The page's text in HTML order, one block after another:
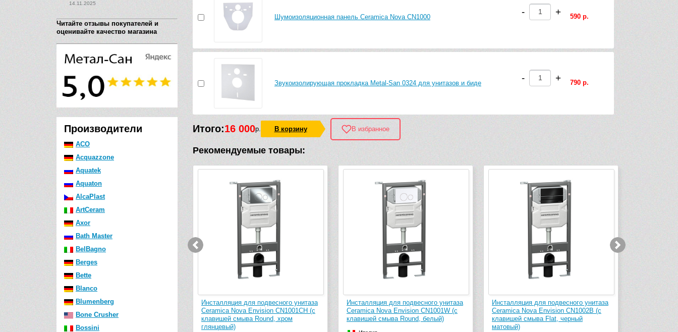
14.11.2025
Читайте отзывы покупателей и
оценивайте качество магазина
Производители
ACO
Acquazzone
Aquatek
Aquaton
AlcaPlast
ArtCeram
Axor
Bath Master
BelBagno
Berges
Bette
Blanco
Blumenberg
Bone Crusher
Bossini
Шумоизоляционная панель Ceramica Nova CN1000 - + 590 р.
Звукоизолирующая прокладка Metal-San 0324 для унитазов и биде - + 790 р.
Итого:16 000р. В корзину В избранное
Рекомендуемые товары:
Инсталляция для подвесного унитаза
Ceramica Nova Envision CN1001B (с
клавишей смыва Round, черный
матовый)
Инсталляция для подвесного унитаза
Ceramica Nova Envision CN1001CH (с
клавишей смыва Round, хром
глянцевый)
Инсталляция для подвесного унитаза
Ceramica Nova Envision CN1001W (с
клавишей смыва Round, белый)
Инсталляция для подвесного унитаза
Ceramica Nova Envision CN1002B (с
клавишей смыва Flat, черный
матовый)